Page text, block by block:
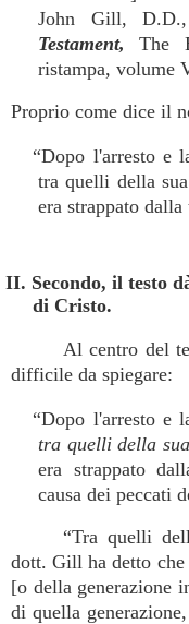
John Gill,
Testament, The
ristampa, volume
Proprio come dice il
“Dopo l'arresto e
tra quelli della
era strappato
II. Secondo, il testo
di Cristo.
Al centro del
difficile da spiegare:
“Dopo l'arresto e
tra quelli della
era strappato
causa dei peccati
“Tra quelli
dott. Gill ha detto che
[o della generazione
di quella